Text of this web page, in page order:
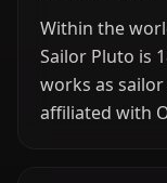
Within the
Sailor Pluto is
works as
affiliated with